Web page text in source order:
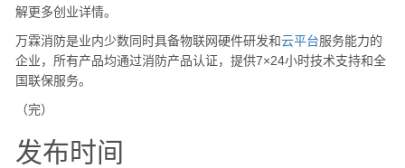
解更多创业详情。
万霖消防是业内少数同时具备物联网硬件研发和云平台服务能力的
企业，所有产品均通过消防产品认证，提供7×24小时技术支持和全
国联保服务。
（完）
发布时间